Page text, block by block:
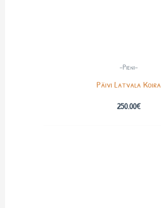
-Pieni-
Päivi Latvala Koira
250.00€